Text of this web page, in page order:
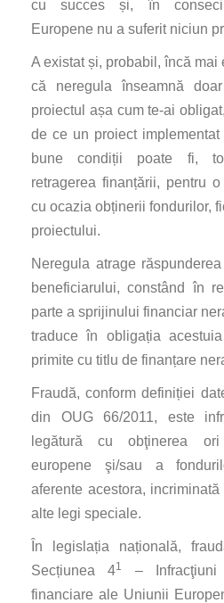
cu succes și, în
Europene nu a suferit niciun
A existat și, probabil, încă mai
că neregula înseamnă
proiectul așa cum te-ai
de ce un proiect
bune condiții poate fi,
retragerea finanțării, pentru
cu ocazia obținerii fondurilor,
proiectului.
Neregula atrage
beneficiarului, constând în
parte a sprijinului financiar
traduce în obligația
primite cu titlu de finanțare
Fraudă, conform definiției
din OUG 66/2011, este
legătură cu obţinerea
europene şi/sau a
aferente acestora,
alte legi speciale.
În legislația națională,
Secțiunea 41
– Infracţiuni
financiare ale Uniunii